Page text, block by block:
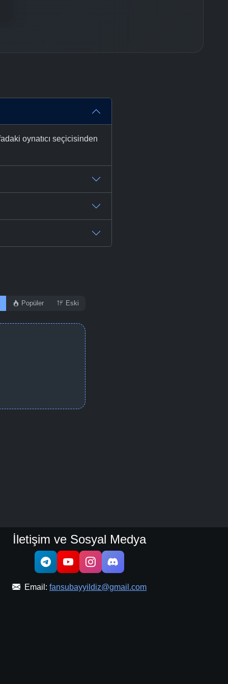
oynatıcı seçicisinden
Popüler Eski
İletişim ve Sosyal Medya
Email: fansubayyildiz@gmail.com